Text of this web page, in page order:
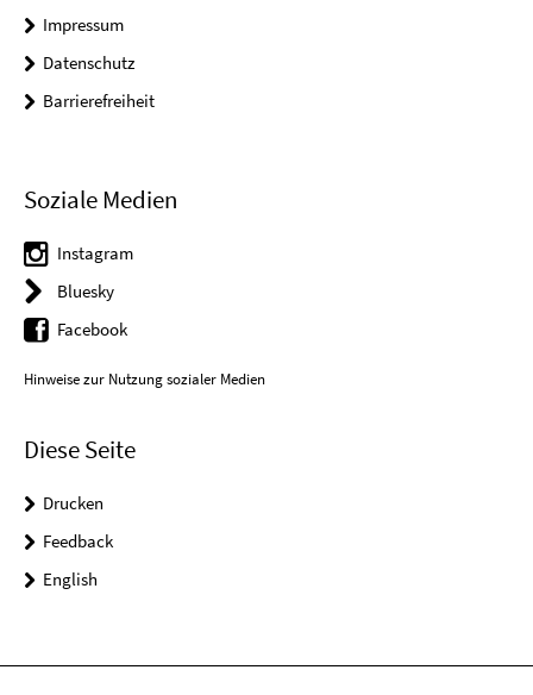
Impressum
Datenschutz
Barrierefreiheit
Soziale Medien
Instagram
Bluesky
Facebook
Hinweise zur Nutzung sozialer Medien
Diese Seite
Drucken
Feedback
English